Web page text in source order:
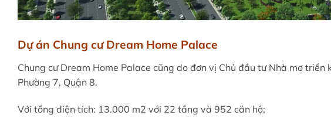
Dự án Chung cư Dream Home Palace
Chung cư Dream Home Palace cũng do đơn vị Chủ đầu tư Nhà mơ
Phường 7, Quận 8.
Với tổng diện tích: 13.000 m2 với 22 tầng và 952 căn hộ;